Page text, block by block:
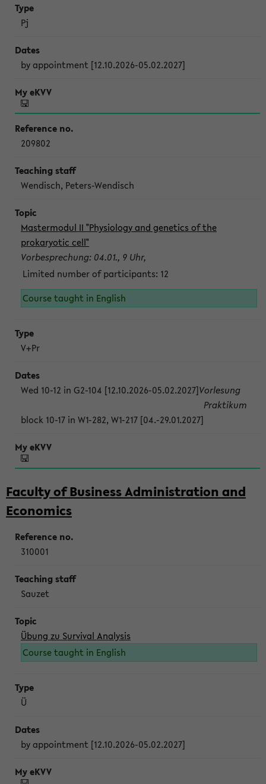
Pj
by appointment [12.10.2026-05.02.2027]
209802
Wendisch, Peters-Wendisch
Mastermodul II "Physiology and genetics of the
prokaryotic cell"
Vorbesprechung: 04.01., 9 Uhr,
Limited number of participants: 12
Course taught in English
V+Pr
Wed 10-12 in G2-104 [12.10.2026-05.02.2027]Vorlesung
block 10-17 in W1-282, W1-217 [04.-29.01.2027]
Praktikum
Faculty of Business Administration and
Economics
310001
Sauzet
Übung zu Survival Analysis
Course taught in English
Ü
by appointment [12.10.2026-05.02.2027]